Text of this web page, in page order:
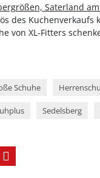
Saterland
des Kuchenverkaufs
von XL-Fitters
Schuhe
Sedelsberg